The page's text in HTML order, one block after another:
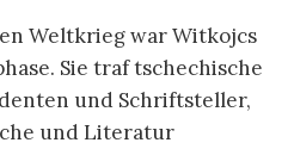
Weltkrieg war Witkojcs
Sie traf tschechische
und Schriftsteller,
und Literatur